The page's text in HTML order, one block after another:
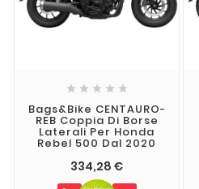
    
Bags&Bike CENTAURO-
REB Coppia Di Borse
Laterali Per Honda
Rebel 500 Dal 2020
334,28 €